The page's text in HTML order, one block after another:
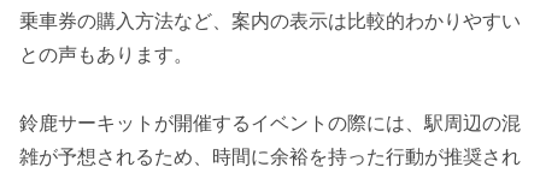
乗車券の購入方法など、案内の表示は比較的わかりやすい
との声もあります。
鈴鹿サーキットが開催するイベントの際には、駅周辺の混
雑が予想されるため、時間に余裕を持った行動が推奨され